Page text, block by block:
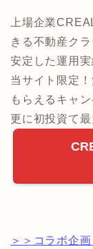
上場企業
きる不動産ク
安定した運用
当サイト限定
もらえるキャ
更に初投資て
＞＞コラボ企